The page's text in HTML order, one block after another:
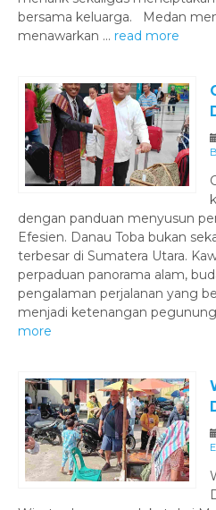
bersama keluarga. Medan
menawarkan ... read more
dengan panduan menyusun
Efesien. Danau Toba bukan
terbesar di Sumatera Utara.
perpaduan panorama alam,
pengalaman perjalanan yang
menjadi ketenangan
more